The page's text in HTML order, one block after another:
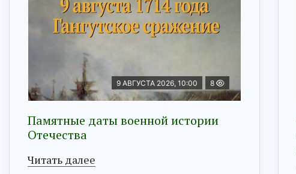
9 АВГУСТА 2026, 10:00 8
Памятные даты военной истории
Отечества
Читать далее